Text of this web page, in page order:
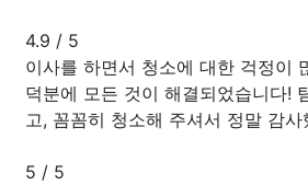
4.9 / 5
이사를 하면서 청소에 대한 걱정이
덕분에 모든 것이 해결되었습니다!
고, 꼼꼼히 청소해 주셔서 정말 감사
5 / 5